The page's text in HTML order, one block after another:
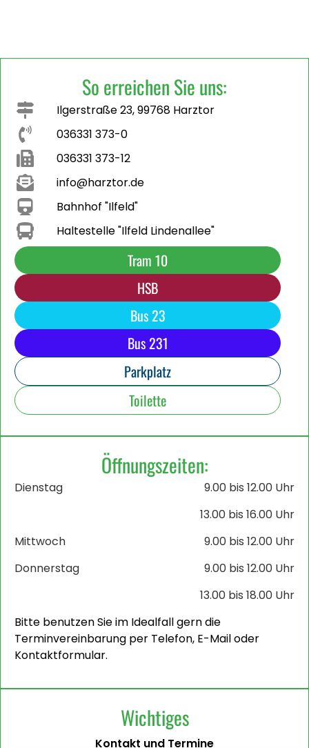
So erreichen Sie uns:
Ilgerstraße 23, 99768 Harztor
036331 373-0
036331 373-12
info@harztor.de
Bahnhof "Ilfeld"
Haltestelle "Ilfeld Lindenallee"
Tram 10
HSB
Bus 23
Bus 231
Parkplatz
Toilette
Öffnungszeiten:
Dienstag
9.00 bis 12.00 Uhr
13.00 bis 16.00 Uhr
Mittwoch
9.00 bis 12.00 Uhr
Donnerstag
9.00 bis 12.00 Uhr
13.00 bis 18.00 Uhr
Bitte benutzen Sie im Idealfall gern die
Terminvereinbarung per Telefon, E-Mail oder
Kontaktformular.
Wichtiges
Kontakt und Termine